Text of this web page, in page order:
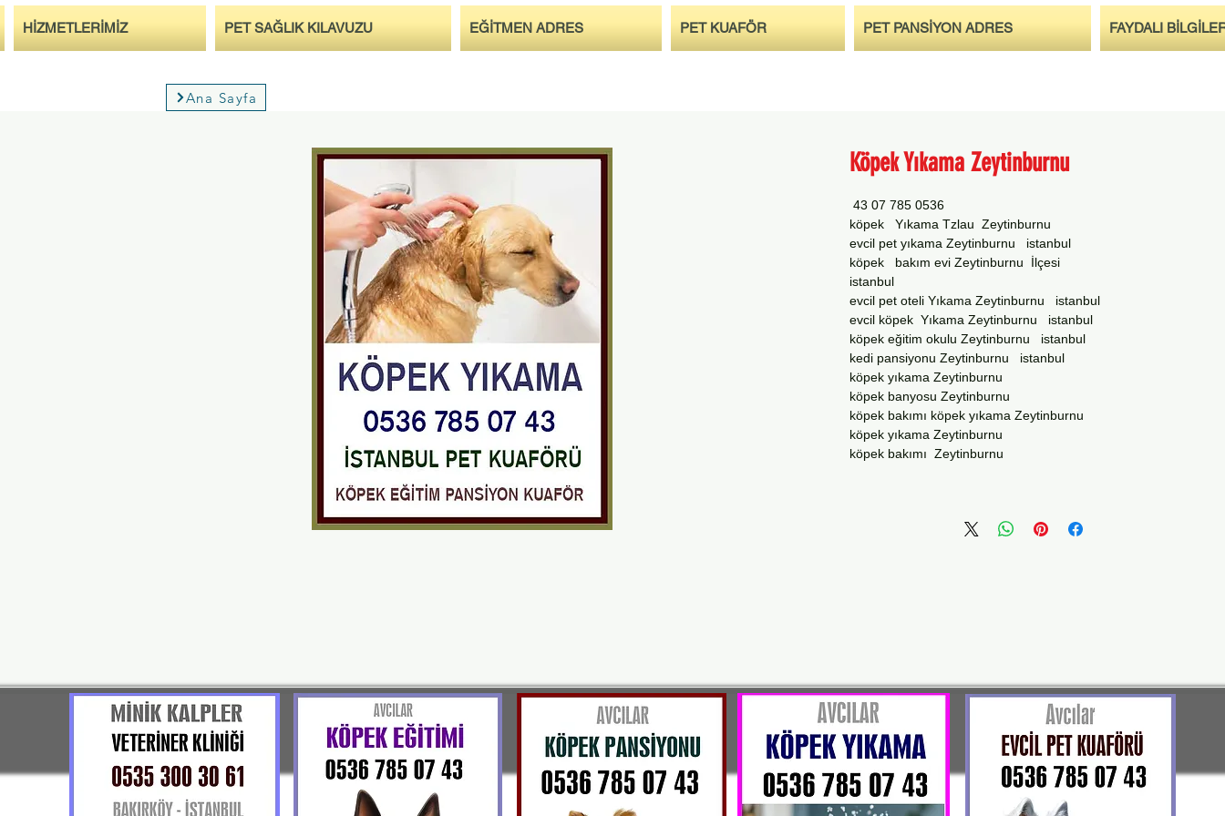
HİZMETLERİMİZ PET SAĞLIK KILAVUZU EĞİTMEN ADRES PET KUAFÖR PET PANSİYON ADRES FAYDALI
Ana Sayfa
Köpek Yıkama Zeytinburnu
0536 785 07 43
köpek Yıkama Tzlau Zeytinburnu
evcil pet yıkama Zeytinburnu istanbul
köpek bakım evi Zeytinburnu İlçesi
istanbul
evcil pet oteli Yıkama Zeytinburnu istanbul
evcil köpek Yıkama Zeytinburnu istanbul
köpek eğitim okulu Zeytinburnu istanbul
kedi pansiyonu Zeytinburnu istanbul
köpek yıkama Zeytinburnu
köpek banyosu Zeytinburnu
köpek bakımı köpek yıkama Zeytinburnu
köpek yıkama Zeytinburnu
köpek bakımı Zeytinburnu